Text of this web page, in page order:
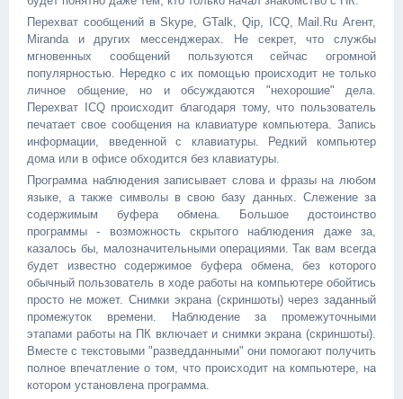
Перехват сообщений в Skype, GTalk, Qip, ICQ, Mail.Ru Агент,
Miranda и других мессенджерах. Не секрет, что службы
мгновенных сообщений пользуются сейчас огромной
популярностью. Нередко с их помощью происходит не только
личное общение, но и обсуждаются "нехорошие" дела.
Перехват ICQ происходит благодаря тому, что пользователь
печатает свое сообщения на клавиатуре компьютера. Запись
информации, введенной с клавиатуры. Редкий компьютер
дома или в офисе обходится без клавиатуры.
Программа наблюдения записывает слова и фразы на любом
языке, а также символы в свою базу данных. Слежение за
содержимым буфера обмена. Большое достоинство
программы - возможность скрытого наблюдения даже за,
казалось бы, малозначительными операциями. Так вам всегда
будет известно содержимое буфера обмена, без которого
обычный пользователь в ходе работы на компьютере обойтись
просто не может. Снимки экрана (скриншоты) через заданный
промежуток времени. Наблюдение за промежуточными
этапами работы на ПК включает и снимки экрана (скриншоты).
Вместе с текстовыми "разведданными" они помогают получить
полное впечатление о том, что происходит на компьютере, на
котором установлена программа.